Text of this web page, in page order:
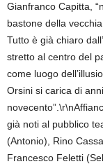
Gianfranco Capitta,
bastone della
Tutto è già chiaro
stretto al centro del
come luogo
Orsini si carica di
già noti al pubblico
(Antonio), Rino
Francesco Feletti